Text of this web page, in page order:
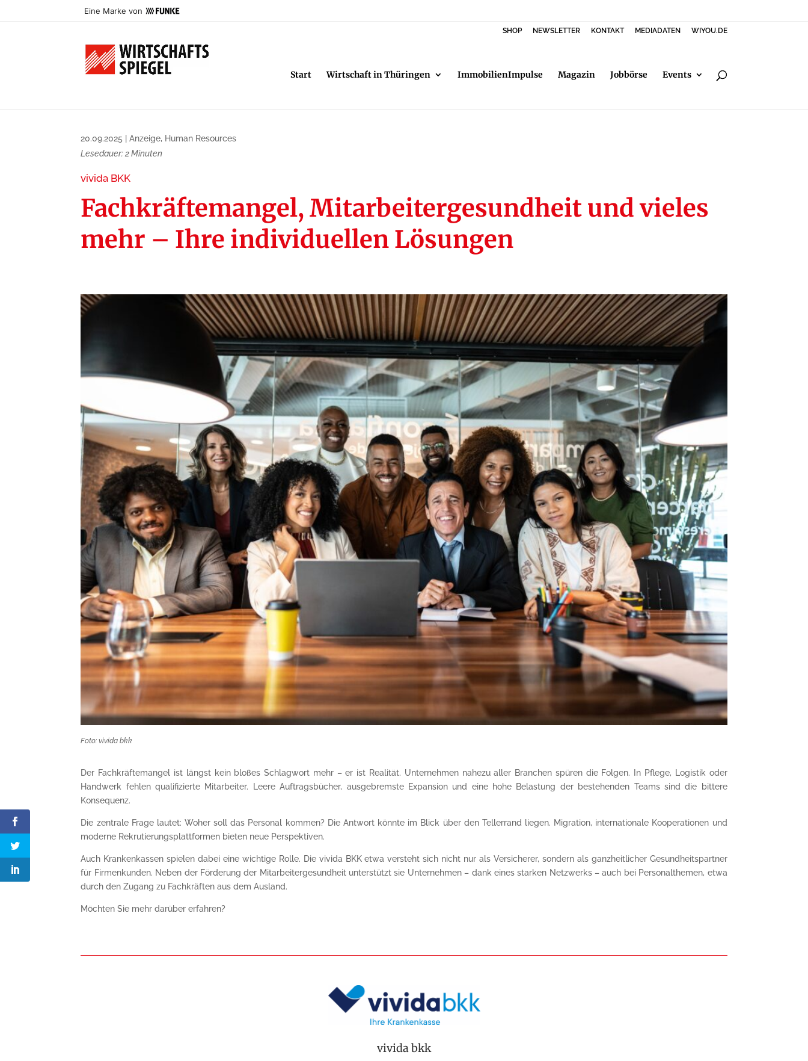
Eine Marke von
SHOP NEWSLETTER KONTAKT MEDIADATEN WIYOU.DE
Start Wirtschaft in Thüringen ImmobilienImpulse Magazin Jobbörse Events
20.09.2025 |Anzeige, Human Resources
Lesedauer: 2 Minuten
vivida BKK
Fachkräftemangel, Mitarbeitergesundheit und vieles
mehr – Ihre individuellen Lösungen
Foto: vivida bkk
Der Fachkräftemangel ist längst kein bloßes Schlagwort mehr – er ist Realität. Unternehmen nahezu aller Branchen spüren die Folgen. In Pflege, Logistik oder
Handwerk fehlen qualifizierte Mitarbeiter. Leere Auftragsbücher, ausgebremste Expansion und eine hohe Belastung der bestehenden Teams sind die bittere
Konsequenz.
Die zentrale Frage lautet: Woher soll das Personal kommen? Die Antwort könnte im Blick über den Tellerrand liegen. Migration, internationale Kooperationen und
moderne Rekrutierungsplattformen bieten neue Perspektiven.
Auch Krankenkassen spielen dabei eine wichtige Rolle. Die vivida BKK etwa versteht sich nicht nur als Versicherer, sondern als ganzheitlicher Gesundheitspartner
für Firmenkunden. Neben der Förderung der Mitarbeitergesundheit unterstützt sie Unternehmen – dank eines starken Netzwerks – auch bei Personalthemen, etwa
durch den Zugang zu Fachkräften aus dem Ausland.
Möchten Sie mehr darüber erfahren?​
vivida bkk